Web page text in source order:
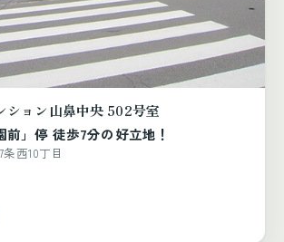
ション山鼻中央 502号室
」停 徒歩7分の好立地！
西10丁目